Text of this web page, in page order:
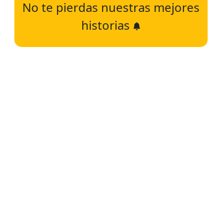
No te pierdas nuestras mejores
historias